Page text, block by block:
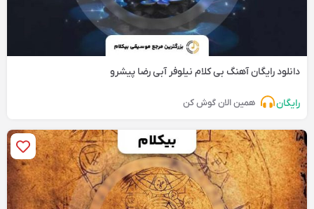
دانلود رایگان آهنگ‌ بی کلام نیلوفر آبی رضا پیشرو
رایگان همین الان گوش کن